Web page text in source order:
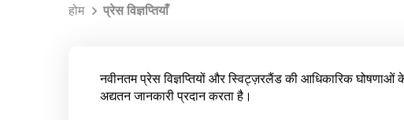
होम प्रेस विज्ञप्तियाँ
नवीनतम प्रेस विज्ञप्तियों और स्विट्ज़रलैंड की आधिकारिक
अद्यतन जानकारी प्रदान करता है।